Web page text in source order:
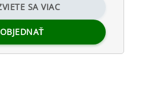
SA VIAC
OBJEDNAŤ